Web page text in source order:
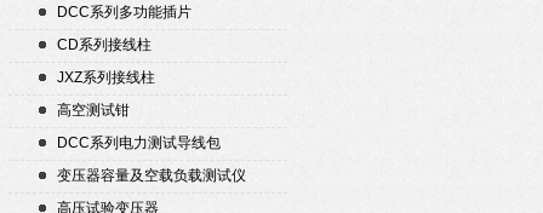
DCC系列多功能插片
CD系列接线柱
JXZ系列接线柱
高空测试钳
DCC系列电力测试导线包
变压器容量及空载负载测试仪
高压试验变压器